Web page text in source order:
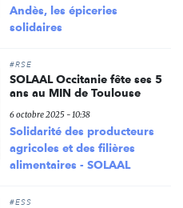
Andès, les épiceries
solidaires
#RSE
SOLAAL Occitanie fête ses 5
ans au MIN de Toulouse
6 octobre 2025 - 10:38
Solidarité des producteurs
agricoles et des filières
alimentaires - SOLAAL
#ESS